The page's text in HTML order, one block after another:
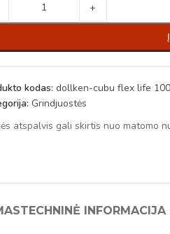
+
kodas: dollken-cubu flex life
Grindjuostės
atspalvis gali skirtis nuo matomo
TECHNINĖ INFORMACIJA